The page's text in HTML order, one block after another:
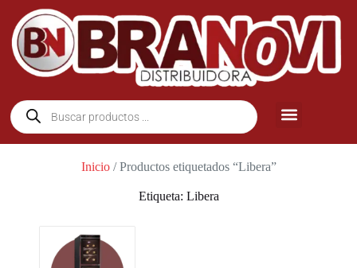
Inicio/ Productos etiquetados “Libera”
Etiqueta: Libera